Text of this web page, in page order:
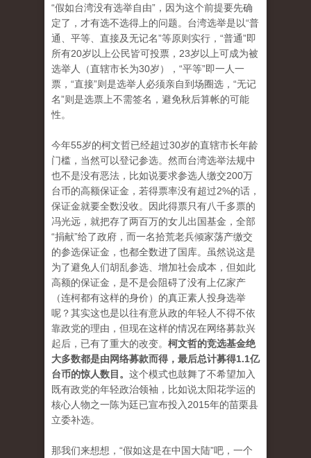
“假如台湾没有选举自由”，因为这个前提要先确
定了，才有选不选得上的问题。 台湾选举是以“普
通、平等、直接及无记名”等原则实行，“普通”即
所有20岁以上公民皆可投票，23岁以上可成为被
选举人（直辖市长为30岁），“平等”即一人一
票，“直接”则是选举人必须亲自到场圈选，“无记
名”则是选票上不需签名，避免秋后算帐的可能
性。
今年55岁的柯文哲已经超过30岁的直辖市长年龄
门槛，当然可以登记参选。 然而台湾选举法规中
也不是没有恶法，比如说要求参选人缴交200万
台币的高额保证金，若得票率没有超过2%的话，
保证金就要全数没收。
因此得票只有八千多票的
冯光远，就把存了两百万的女儿出国基金，全部
“捐献”给了政府，而一名拾荒老兵倾家荡产缴交
的参选保证金，也都全数进了国库。 虽然说这是
为了避免人们胡乱参选、增加社会成本，但如此
高额的保证金，是不是会阻碍了没有上亿家产
（连柯都有这样的身价）的真正素人投身选举
呢？其实这也是以往有意从政的年轻人不得不依
靠政党的理由，但现在这样的情况在网络募款兴
起后，已有了重大的改变。 柯文哲的竞选基金绝
大多数都是由网络募款而得，最后总计募得1.1亿
台币的惊人数目。 这个模式也鼓舞了不希望加入
既有政党的年轻政治领袖，比如说太阳花学运的
核心人物之一陈为廷已宣布投入 2015年的苗栗县
立委补选。
那我们来想想，“假如这是在中国大陆”吧，一个